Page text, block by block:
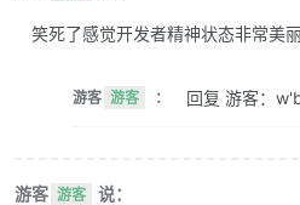
笑死了感觉开发者精神状态非常美
游客 游客 ： 回复 游客：
游客 游客 说：